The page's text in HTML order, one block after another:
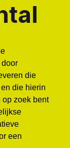
die
die hierin
op zoek bent
een